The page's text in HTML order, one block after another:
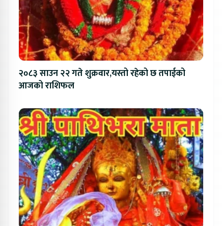
२०८३ साउन २२ गते शुक्रवार,यस्तो रहेको छ तपाईको
आजको राशिफल